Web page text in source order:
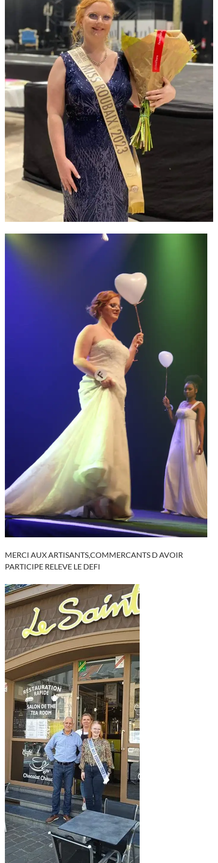
MERCI AUX ARTISANTS,COMMERCANTS D AVOIR
PARTICIPE RELEVE LE DEFI